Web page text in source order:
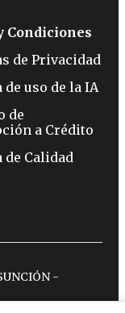
Condiciones
de Privacidad
uso de la IA
de
a Crédito
Calidad
-